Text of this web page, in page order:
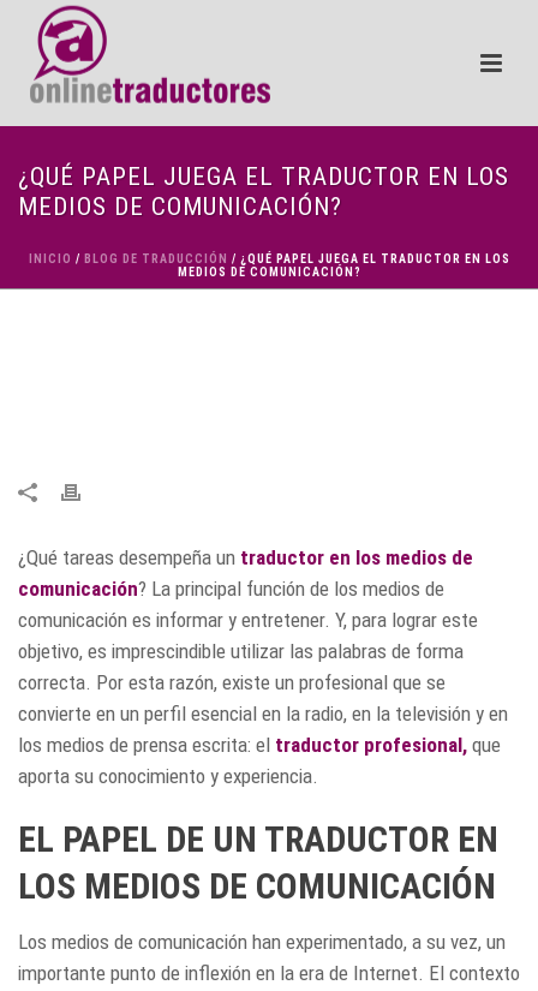
¿QUÉ PAPEL JUEGA EL TRADUCTOR EN LOS
MEDIOS DE COMUNICACIÓN?
INICIO / BLOG DE TRADUCCIÓN / ¿QUÉ PAPEL JUEGA EL TRADUCTOR EN LOS
MEDIOS DE COMUNICACIÓN?
¿Qué tareas desempeña un traductor en los medios de
comunicación? La principal función de los medios de
comunicación es informar y entretener. Y, para lograr este
objetivo, es imprescindible utilizar las palabras de forma
correcta. Por esta razón, existe un profesional que se
convierte en un perfil esencial en la radio, en la televisión y en
los medios de prensa escrita: el traductor profesional, que
aporta su conocimiento y experiencia.
EL PAPEL DE UN TRADUCTOR EN
LOS MEDIOS DE COMUNICACIÓN
Los medios de comunicación han experimentado, a su vez, un
importante punto de inflexión en la era de Internet. El contexto